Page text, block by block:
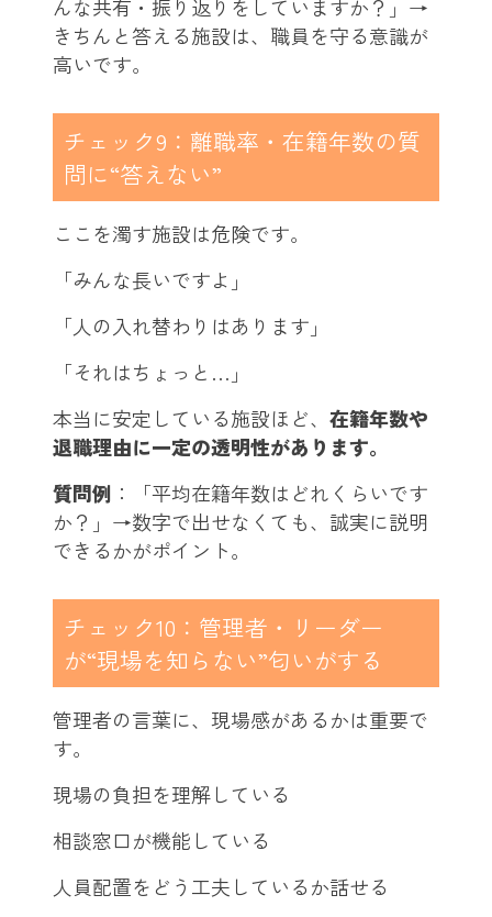
んな共有・振り返りをしていますか？」→
きちんと答える施設は、職員を守る意識が
高いです。
チェック9：離職率・在籍年数の質
問に“答えない”
ここを濁す施設は危険です。
「みんな長いですよ」
「人の入れ替わりはあります」
「それはちょっと…」
本当に安定している施設ほど、 在籍年数や
退職理由に一定の透明性があります。
質問例 ：「平均在籍年数はどれくらいです
か？」→数字で出せなくても、誠実に説明
できるかがポイント。
チェック10：管理者・リーダー
が“現場を知らない”匂いがする
管理者の言葉に、現場感があるかは重要で
す。
現場の負担を理解している
相談窓口が機能している
人員配置をどう工夫しているか話せる